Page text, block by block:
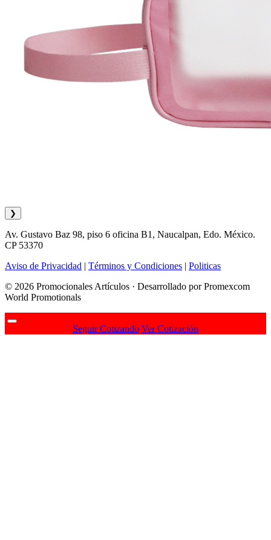
❯
Av. Gustavo Baz 98, piso 6 oficina B1, Naucalpan, Edo. México.
CP 53370
Aviso de Privacidad | Términos y Condiciones | Politicas
© 2026 Promocionales Artículos · Desarrollado por Promexcom
World Promotionals
Seguir Cotizando Ver Cotización